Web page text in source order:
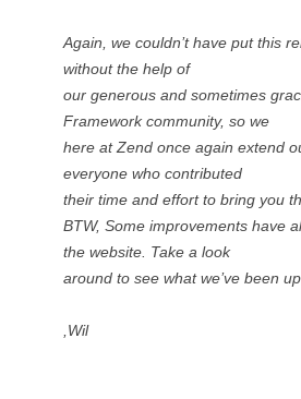
Again, we couldn’t have put this
without the help of
our generous and sometimes
Framework community, so we
here at Zend once again extend
everyone who contributed
their time and effort to bring you
BTW, Some improvements have
the website. Take a look
around to see what we’ve been up
,Wil